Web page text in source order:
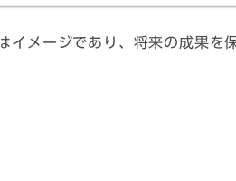
イメージであり、将来の成果を